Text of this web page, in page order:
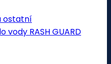
ostatní
vody RASH GUARD